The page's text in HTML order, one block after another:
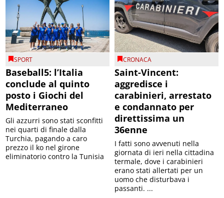
SPORT
Baseball5: l’Italia
conclude al quinto
posto i Giochi del
Mediterraneo
Gli azzurri sono stati sconfitti
nei quarti di finale dalla
Turchia, pagando a caro
prezzo il ko nel girone
eliminatorio contro la Tunisia
CRONACA
Saint-Vincent:
aggredisce i
carabinieri, arrestato
e condannato per
direttissima un
36enne
I fatti sono avvenuti nella
giornata di ieri nella cittadina
termale, dove i carabinieri
erano stati allertati per un
uomo che disturbava i
passanti. ...